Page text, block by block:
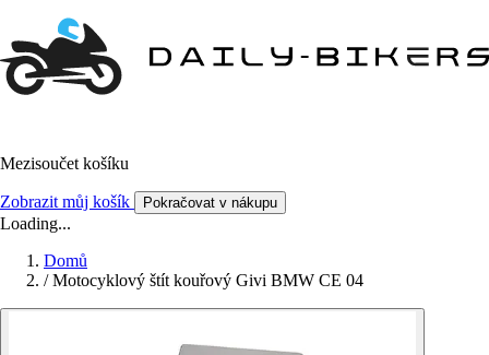
Mezisoučet košíku
Zobrazit můj košík Pokračovat v nákupu
Loading...
Domů
/ Motocyklový štít kouřový Givi BMW CE 04